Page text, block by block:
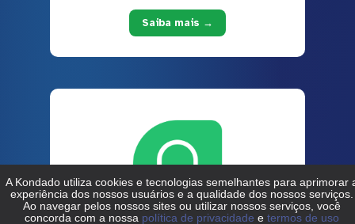
Saiba mais →